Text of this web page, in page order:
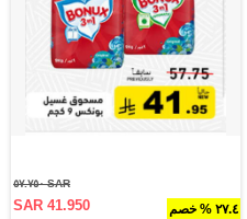
٢٧.٤ % خصم
SAR ٥٧.٧٥٠
SAR 41.950